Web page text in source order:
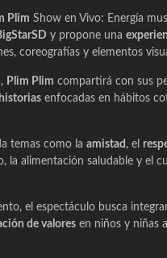
Plim Show en Vivo: Energía
y propone una
coreografías y elementos
Plim Plim compartirá con sus
historias enfocadas en hábitos
temas como la amistad , el
la alimentación saludable y el
el espectáculo busca
de valores en niños y niñas